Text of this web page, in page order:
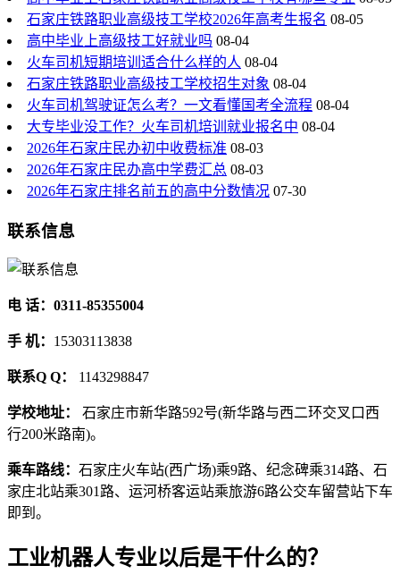
石家庄铁路职业高级技工学校2026年高考生报名 08-05
高中毕业上高级技工好就业吗 08-04
火车司机短期培训适合什么样的人 08-04
石家庄铁路职业高级技工学校招生对象 08-04
火车司机驾驶证怎么考？一文看懂国考全流程 08-04
大专毕业没工作？火车司机培训就业报名中 08-04
2026年石家庄民办初中收费标准 08-03
2026年石家庄民办高中学费汇总 08-03
2026年石家庄排名前五的高中分数情况 07-30
联系信息
电 话：0311-85355004
手 机： 15303113838
联系Q Q： 1143298847
学校地址： 石家庄市新华路592号(新华路与西二环交叉口西
行200米路南)。
乘车路线： 石家庄火车站(西广场)乘9路、纪念碑乘314路、石
家庄北站乘301路、运河桥客运站乘旅游6路公交车留营站下车
即到。
工业机器人专业以后是干什么的？